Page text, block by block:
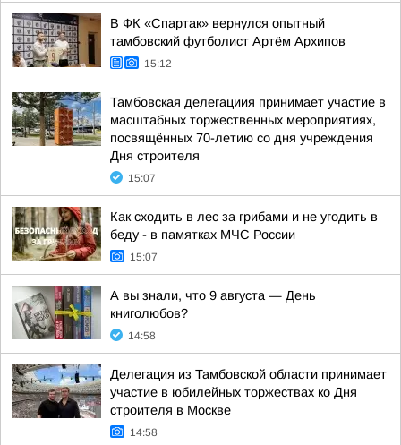
В ФК «Спартак» вернулся опытный
тамбовский футболист Артём Архипов
15:12
Тамбовская делегациия принимает участие в
масштабных торжественных мероприятиях,
посвящённых 70-летию со дня учреждения
Дня строителя
15:07
Как сходить в лес за грибами и не угодить в
беду - в памятках МЧС России
15:07
А вы знали, что 9 августа — День
книголюбов?
14:58
Делегация из Тамбовской области принимает
участие в юбилейных торжествах ко Дня
строителя в Москве
14:58